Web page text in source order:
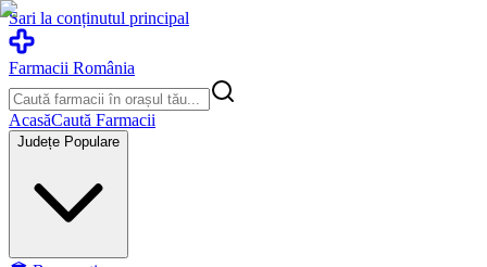
Sari la conținutul principal
Farmacii România
AcasăCaută Farmacii
Județe Populare